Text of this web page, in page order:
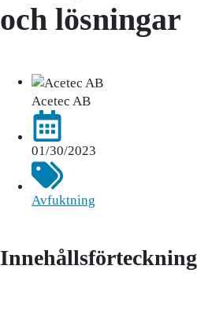
och lösningar
Acetec AB
01/30/2023
Avfuktning
Innehållsförteckning